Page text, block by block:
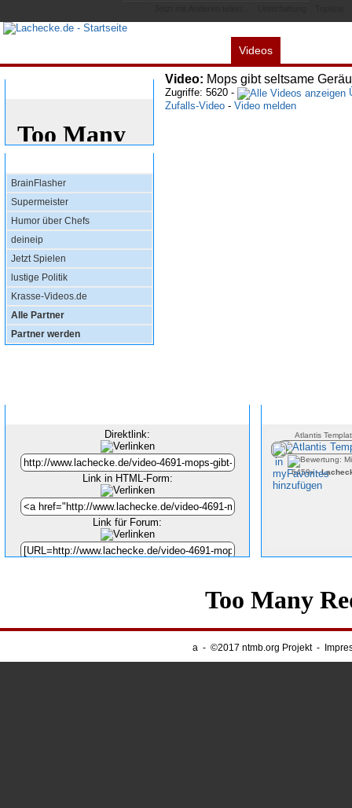
Videos
BrainFlasher
Supermeister
Humor über Chefs
deineip
Jetzt Spielen
lustige Politik
Krasse-Videos.de
Alle Partner
Partner werden
Video: Mops gibt seltsame
Zugriffe: 5620 -
Zufalls-Video - Video melden
Atlantis
6459x -
Direktlink:
Link in HTML-Form:
Link für Forum:
a - ©2017 ntmb.org Projekt -